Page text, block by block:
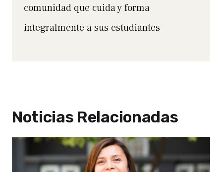
comunidad que cuida y forma
integralmente a sus estudiantes
Noticias Relacionadas